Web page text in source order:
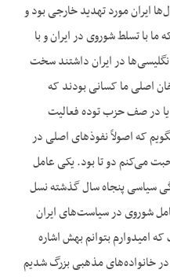
ایران مورد تهدید خارجی بود و
ما با تسلط شوروی در ایران و با
در ایران داشتند سخت
اصلی ما کسانی بودند که
یا در صف حزب توده فعالیت
که اصولاً نفوذهای اصلی در
می‌کنم دو تا بود. یکی عامل
سیاسی پنجاه سال گذشته نسل
شوروی در سیاست‌های ایران
امیدوارم بتوانم بهش اشاره
خانواده‌های مذهبی بزرگ شدیم